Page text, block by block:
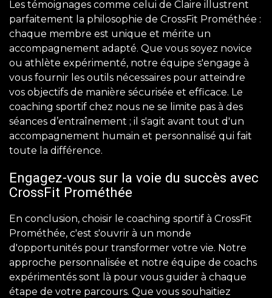
Les témoignages comme celui de Claire illustrent
parfaitement la philosophie de CrossFit Prométhée :
chaque membre est unique et mérite un
accompagnement adapté. Que vous soyez novice
ou athlète expérimenté, notre équipe s'engage à
vous fournir les outils nécessaires pour atteindre
vos objectifs de manière sécurisée et efficace. Le
coaching sportif chez nous ne se limite pas à des
séances d’entraînement ; il s'agit avant tout d'un
accompagnement humain et personnalisé qui fait
toute la différence.
Engagez-vous sur la voie du succès avec
CrossFit Prométhée
En conclusion, choisir le coaching sportif à CrossFit
Prométhée, c'est s'ouvrir à un monde
d'opportunités pour transformer votre vie. Notre
approche personnalisée et notre équipe de coachs
expérimentés sont là pour vous guider à chaque
étape de votre parcours. Que vous souhaitiez